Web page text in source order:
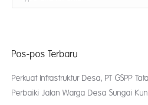
Pos-pos Terbaru
Perkuat Infrastruktur Desa, PT GSPP
Perbaiki Jalan Warga Desa Sungai